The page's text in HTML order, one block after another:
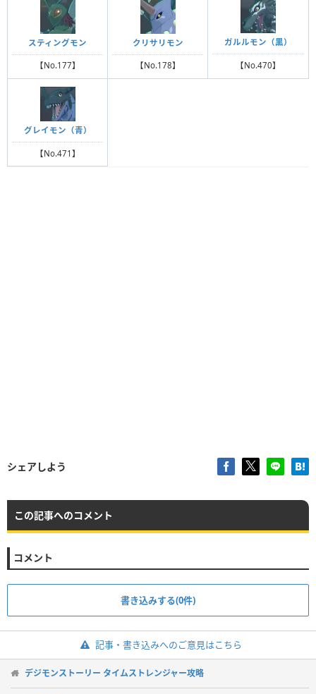
スティングモン
【No.177】
クリサリモン
【No.178】
ガルルモン（黒）
【No.470】
グレイモン（青）
【No.471】
シェアしよう
この記事へのコメント
コメント
書き込みする(0件)
記事・書き込みへのご意見はこちら
デジモンストーリー タイムストレンジャー攻略